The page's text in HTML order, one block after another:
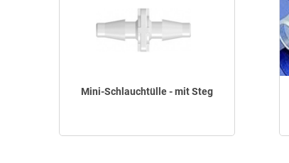
Mini-Schlauchtülle - mit Steg